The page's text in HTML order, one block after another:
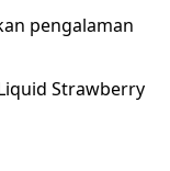
pengalaman
Strawberry